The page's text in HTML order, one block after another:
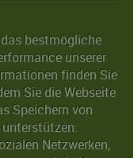
bestmögliche
unserer
finden Sie
Sie die Webseite
Speichern von
Netzwerken,